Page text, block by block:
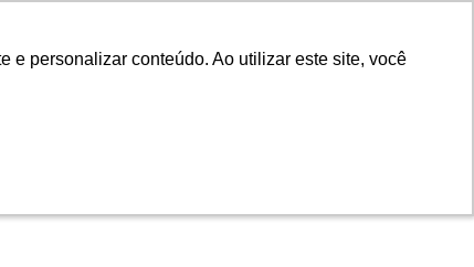
e personalizar conteúdo. Ao utilizar este site, você
e personalizar conteúdo. Ao utilizar este site, você